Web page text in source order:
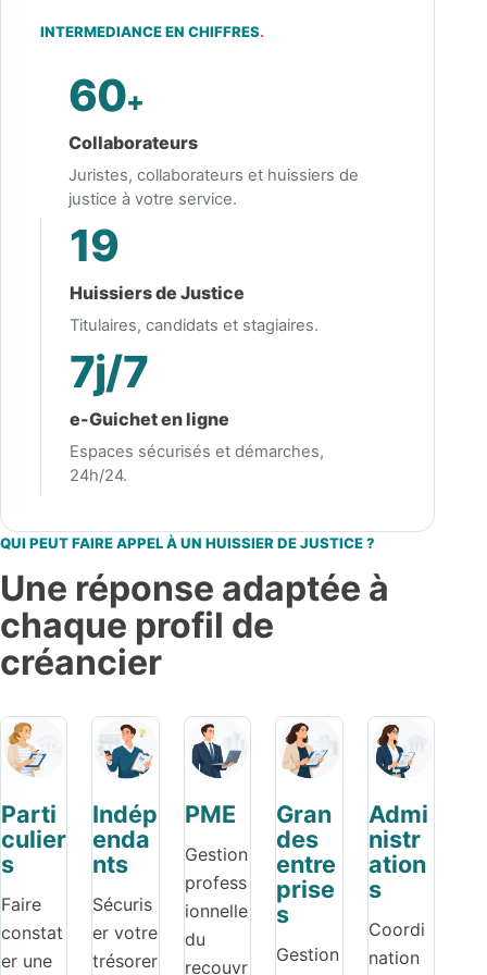
INTERMEDIANCE EN CHIFFRES.
60+
Collaborateurs
Juristes, collaborateurs et huissiers de
justice à votre service.
19
Huissiers de Justice
Titulaires, candidats et stagiaires.
7j/7
e-Guichet en ligne
Espaces sécurisés et démarches,
24h/24.
QUI PEUT FAIRE APPEL À UN HUISSIER DE JUSTICE ?
Une réponse adaptée à
chaque profil de
créancier
Parti
culier
s
Faire
constat
er une
Indép
enda
nts
Sécuris
er votre
trésorer
PME
Gestion
profess
ionnelle
du
recouvr
Gran
des
entre
prise
s
Gestion
Admi
nistr
ation
s
Coordi
nation